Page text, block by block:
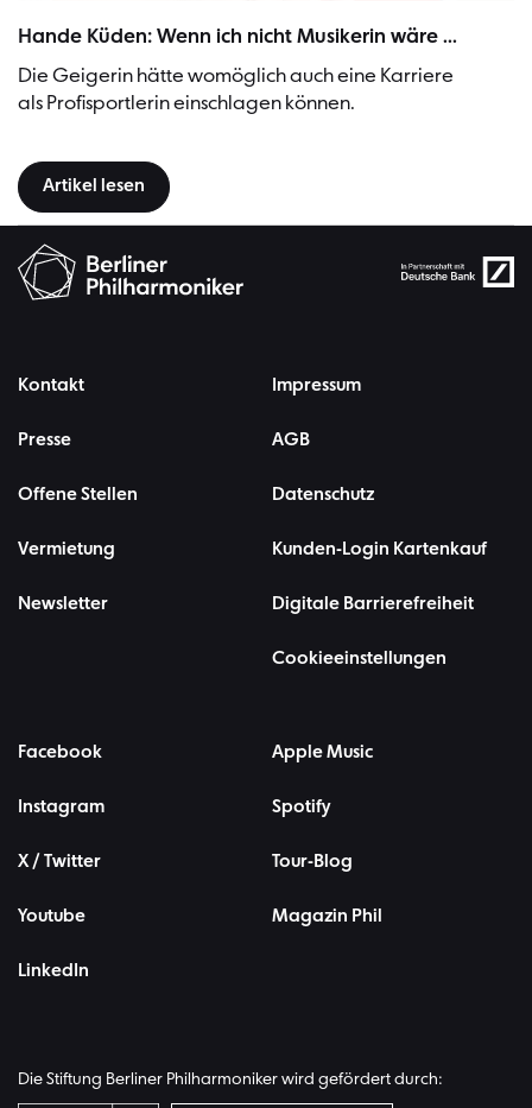
Hande Küden: Wenn ich nicht Musikerin wäre ...
Die Geigerin hätte womöglich auch eine Karriere
als Profisportlerin einschlagen können.
Artikel lesen
Kontakt
Presse
Offene Stellen
Vermietung
Newsletter
Impressum
AGB
Datenschutz
Kunden-Login Kartenkauf
Digitale Barrierefreiheit
Cookieeinstellungen
Facebook
Instagram
X / Twitter
Youtube
LinkedIn
Apple Music
Spotify
Tour-Blog
Magazin Phil
Die Stiftung Berliner Philharmoniker wird gefördert durch: